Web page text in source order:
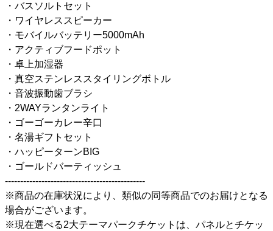
・バスソルトセット
・ワイヤレススピーカー
・モバイルバッテリー5000mAh
・アクティブフードポット
・卓上加湿器
・真空ステンレススタイリングボトル
・音波振動歯ブラシ
・2WAYランタンライト
・ゴーゴーカレー辛口
・名湯ギフトセット
・ハッピーターンBIG
・ゴールドバーティッシュ
----------------------------------------------
※商品の在庫状況により、類似の同等商品でのお届けとなる
場合がございます。
※現在選べる2大テーマパークチケットは、パネルとチケッ